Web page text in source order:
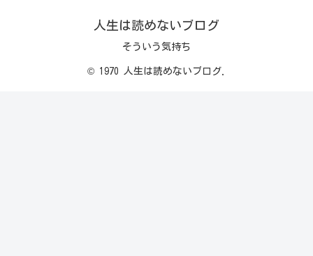
人生は読めないブログ
そういう気持ち
© 1970 人生は読めないブログ.